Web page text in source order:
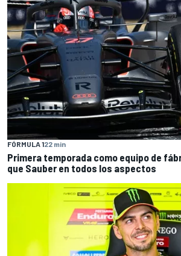
FÓRMULA 122 min
Primera temporada como equipo de
que Sauber en todos los aspectos